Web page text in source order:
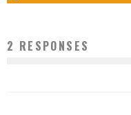
2 RESPONSES